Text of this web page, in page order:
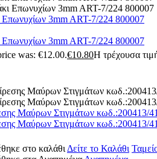
3mm ART-7/224 800007
3mm ART-7/224 800007
was: €12.00.€10.80Η τρέχουσα
Μαύρων Στιγμάτων κωδ.:200413/
Μαύρων Στιγμάτων κωδ.:200413/
στο καλάθι Δείτε το Καλάθι